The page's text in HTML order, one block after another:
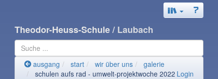
Theodor-Heuss-Schule/ Laubach
ausgang start wir über uns
galerie
schulen aufs rad - umwelt-projektwoche 2022 Login